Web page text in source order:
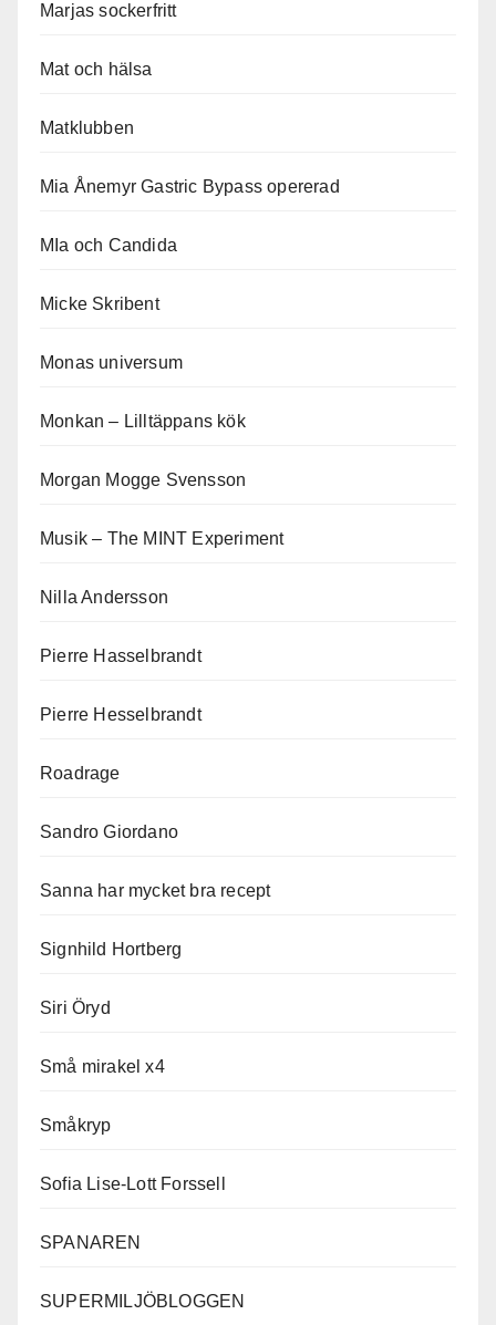
Marjas sockerfritt
Mat och hälsa
Matklubben
Mia Ånemyr Gastric Bypass opererad
MIa och Candida
Micke Skribent
Monas universum
Monkan – Lilltäppans kök
Morgan Mogge Svensson
Musik – The MINT Experiment
Nilla Andersson
Pierre Hasselbrandt
Pierre Hesselbrandt
Roadrage
Sandro Giordano
Sanna har mycket bra recept
Signhild Hortberg
Siri Öryd
Små mirakel x4
Småkryp
Sofia Lise-Lott Forssell
SPANAREN
SUPERMILJÖBLOGGEN